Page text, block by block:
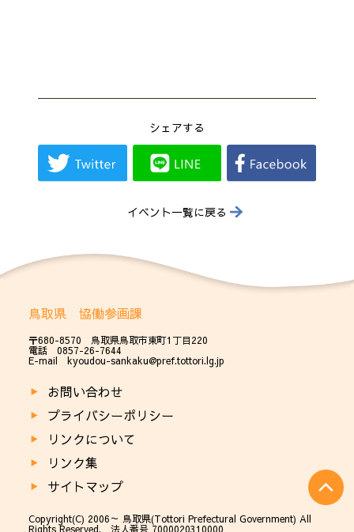
シェアする
イベント一覧に戻る
鳥取県 協働参画課
〒680-8570 鳥取県鳥取市東町1丁目220
電話 0857-26-7644
E-mail kyoudou-sankaku@pref.tottori.lg.jp
お問い合わせ
プライバシーポリシー
リンクについて
リンク集
サイトマップ
Copyright(C) 2006～ 鳥取県(Tottori Prefectural Government) All
Rights Reserved. 法人番号 7000020310000